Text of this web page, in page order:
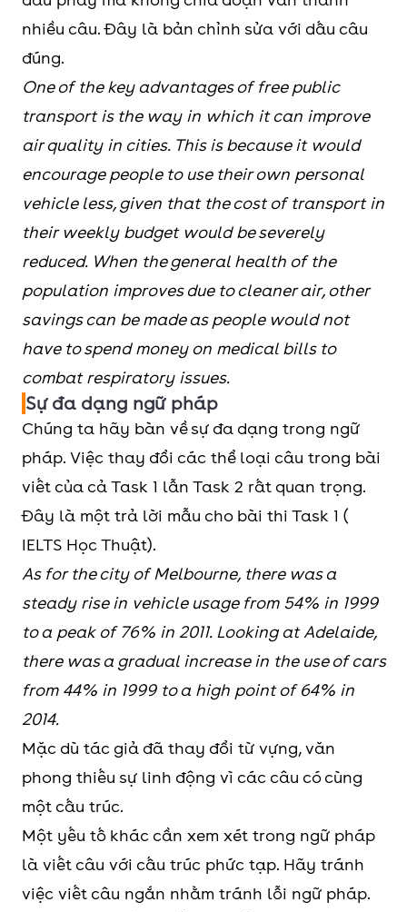
nhiều câu. Đây là bản chỉnh sửa với dấu câu
đúng.
One of the key advantages of free public
transport is the way in which it can improve
air quality in cities. This is because it would
encourage people to use their own personal
vehicle less, given that the cost of transport in
their weekly budget would be severely
reduced. When the general health of the
population improves due to cleaner air, other
savings can be made as people would not
have to spend money on medical bills to
combat respiratory issues.
Sự đa dạng ngữ pháp
Chúng ta hãy bàn về sự đa dạng trong ngữ
pháp. Việc thay đổi các thể loại câu trong bài
viết của cả Task 1 lẫn Task 2 rất quan trọng.
Đây là một trả lời mẫu cho bài thi Task 1 (
IELTS Học Thuật).
As for the city of Melbourne, there was a
steady rise in vehicle usage from 54% in 1999
to a peak of 76% in 2011. Looking at Adelaide,
there was a gradual increase in the use of cars
from 44% in 1999 to a high point of 64% in
2014.
Mặc dù tác giả đã thay đổi từ vựng, văn
phong thiếu sự linh động vì các câu có cùng
một cấu trúc.
Một yếu tố khác cần xem xét trong ngữ pháp
là viết câu với cấu trúc phức tạp. Hãy tránh
việc viết câu ngắn nhằm tránh lỗi ngữ pháp.